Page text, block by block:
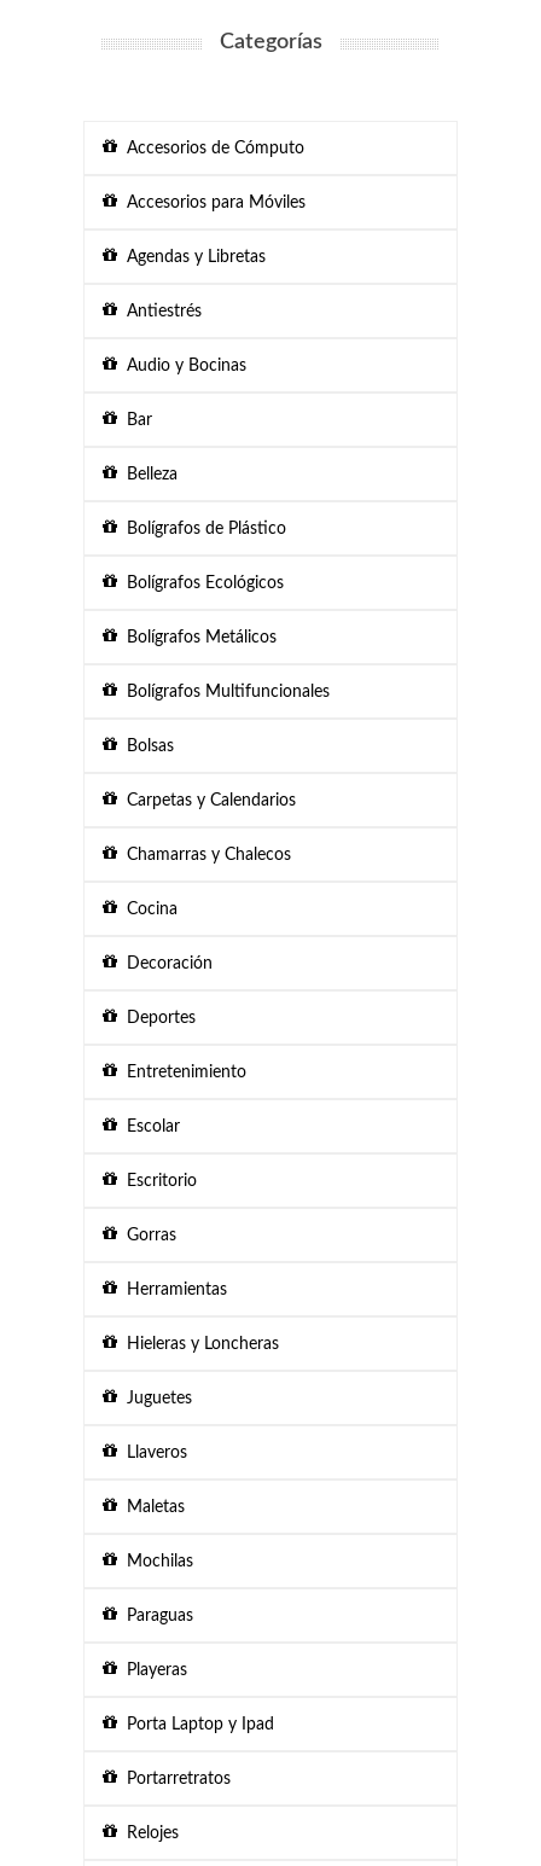
Categorías
Accesorios de Cómputo
Accesorios para Móviles
Agendas y Libretas
Antiestrés
Audio y Bocinas
Bar
Belleza
Bolígrafos de Plástico
Bolígrafos Ecológicos
Bolígrafos Metálicos
Bolígrafos Multifuncionales
Bolsas
Carpetas y Calendarios
Chamarras y Chalecos
Cocina
Decoración
Deportes
Entretenimiento
Escolar
Escritorio
Gorras
Herramientas
Hieleras y Loncheras
Juguetes
Llaveros
Maletas
Mochilas
Paraguas
Playeras
Porta Laptop y Ipad
Portarretratos
Relojes